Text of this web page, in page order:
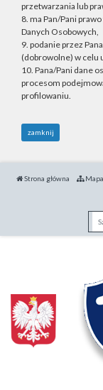
przetwarzania lub
8. ma Pan/Pani
Danych Osobowych,
9. podanie przez
(dobrowolne) w celu
10. Pana/Pani dane
procesom
profilowaniu.
zamknij
Strona główna